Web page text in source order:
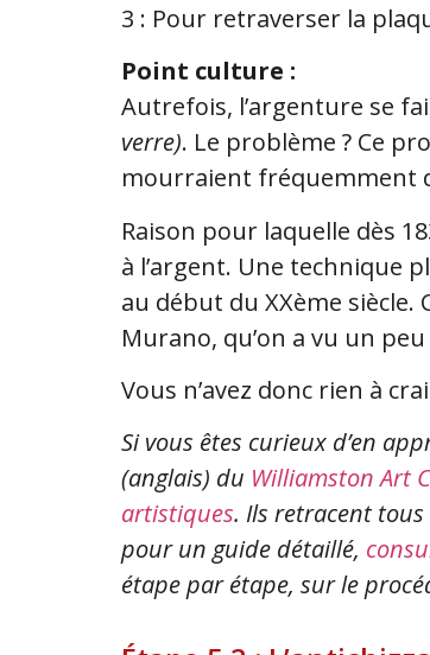
3 : Pour retraverser la
Point culture :
Autrefois, l’argenture se
verre). Le problème ? Ce
mourraient fréquemment
Raison pour laquelle dès
à l’argent. Une technique
au début du XXème
Murano, qu’on a vu un
Vous n’avez donc rien à
Si vous êtes curieux d’en
(anglais) du Williamston Art
artistiques. Ils retracent tous
pour un guide détaillé,
étape par étape, sur le